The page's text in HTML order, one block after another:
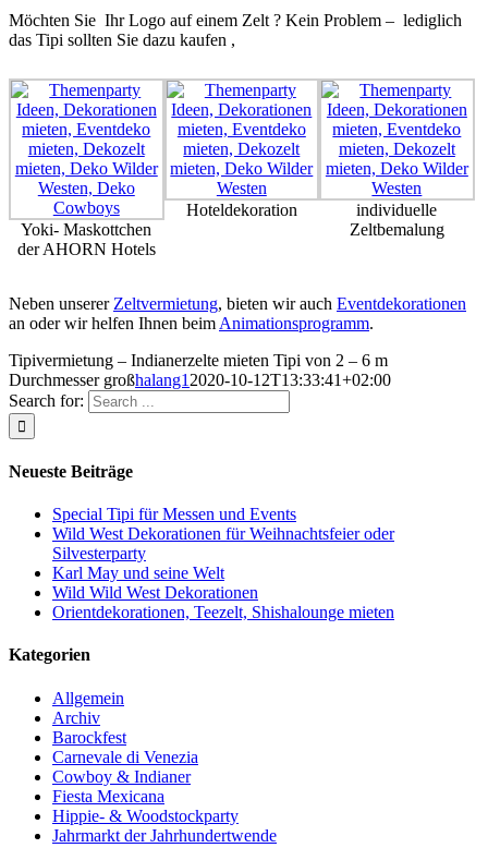
Möchten Sie Ihr Logo auf einem Zelt ? Kein Problem – lediglich
das Tipi sollten Sie dazu kaufen ,
Yoki- Maskottchen
der AHORN Hotels
Hoteldekoration
individuelle
Zeltbemalung
Neben unserer Zeltvermietung, bieten wir auch Eventdekorationen
an oder wir helfen Ihnen beim Animationsprogramm.
Tipivermietung – Indianerzelte mieten Tipi von 2 – 6 m
Durchmesser großhalang1 2020-10-12T13:33:41+02:00
Search for:
Neueste Beiträge
Special Tipi für Messen und Events
Wild West Dekorationen für Weihnachtsfeier oder
Silvesterparty
Karl May und seine Welt
Wild Wild West Dekorationen
Orientdekorationen, Teezelt, Shishalounge mieten
Kategorien
Allgemein
Archiv
Barockfest
Carnevale di Venezia
Cowboy & Indianer
Fiesta Mexicana
Hippie- & Woodstockparty
Jahrmarkt der Jahrhundertwende